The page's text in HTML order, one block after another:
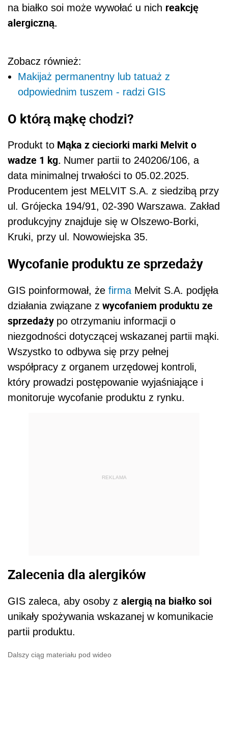
na białko soi może wywołać u nich reakcję
alergiczną.
Zobacz również:
Makijaż permanentny lub tatuaż z
odpowiednim tuszem - radzi GIS
O którą mąkę chodzi?
Produkt to Mąka z cieciorki marki Melvit o
wadze 1 kg. Numer partii to 240206/106, a
data minimalnej trwałości to 05.02.2025.
Producentem jest MELVIT S.A. z siedzibą przy
ul. Grójecka 194/91, 02-390 Warszawa. Zakład
produkcyjny znajduje się w Olszewo-Borki,
Kruki, przy ul. Nowowiejska 35.
Wycofanie produktu ze sprzedaży
GIS poinformował, że firma Melvit S.A. podjęła
działania związane z wycofaniem produktu ze
sprzedaży po otrzymaniu informacji o
niezgodności dotyczącej wskazanej partii mąki.
Wszystko to odbywa się przy pełnej
współpracy z organem urzędowej kontroli,
który prowadzi postępowanie wyjaśniające i
monitoruje wycofanie produktu z rynku.
REKLAMA
Zalecenia dla alergików
GIS zaleca, aby osoby z alergią na białko soi
unikały spożywania wskazanej w komunikacie
partii produktu.
Dalszy ciąg materiału pod wideo